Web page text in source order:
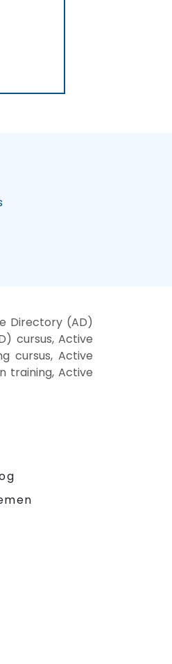
Directory (AD)
cursus, Active
cursus, Active
training, Active